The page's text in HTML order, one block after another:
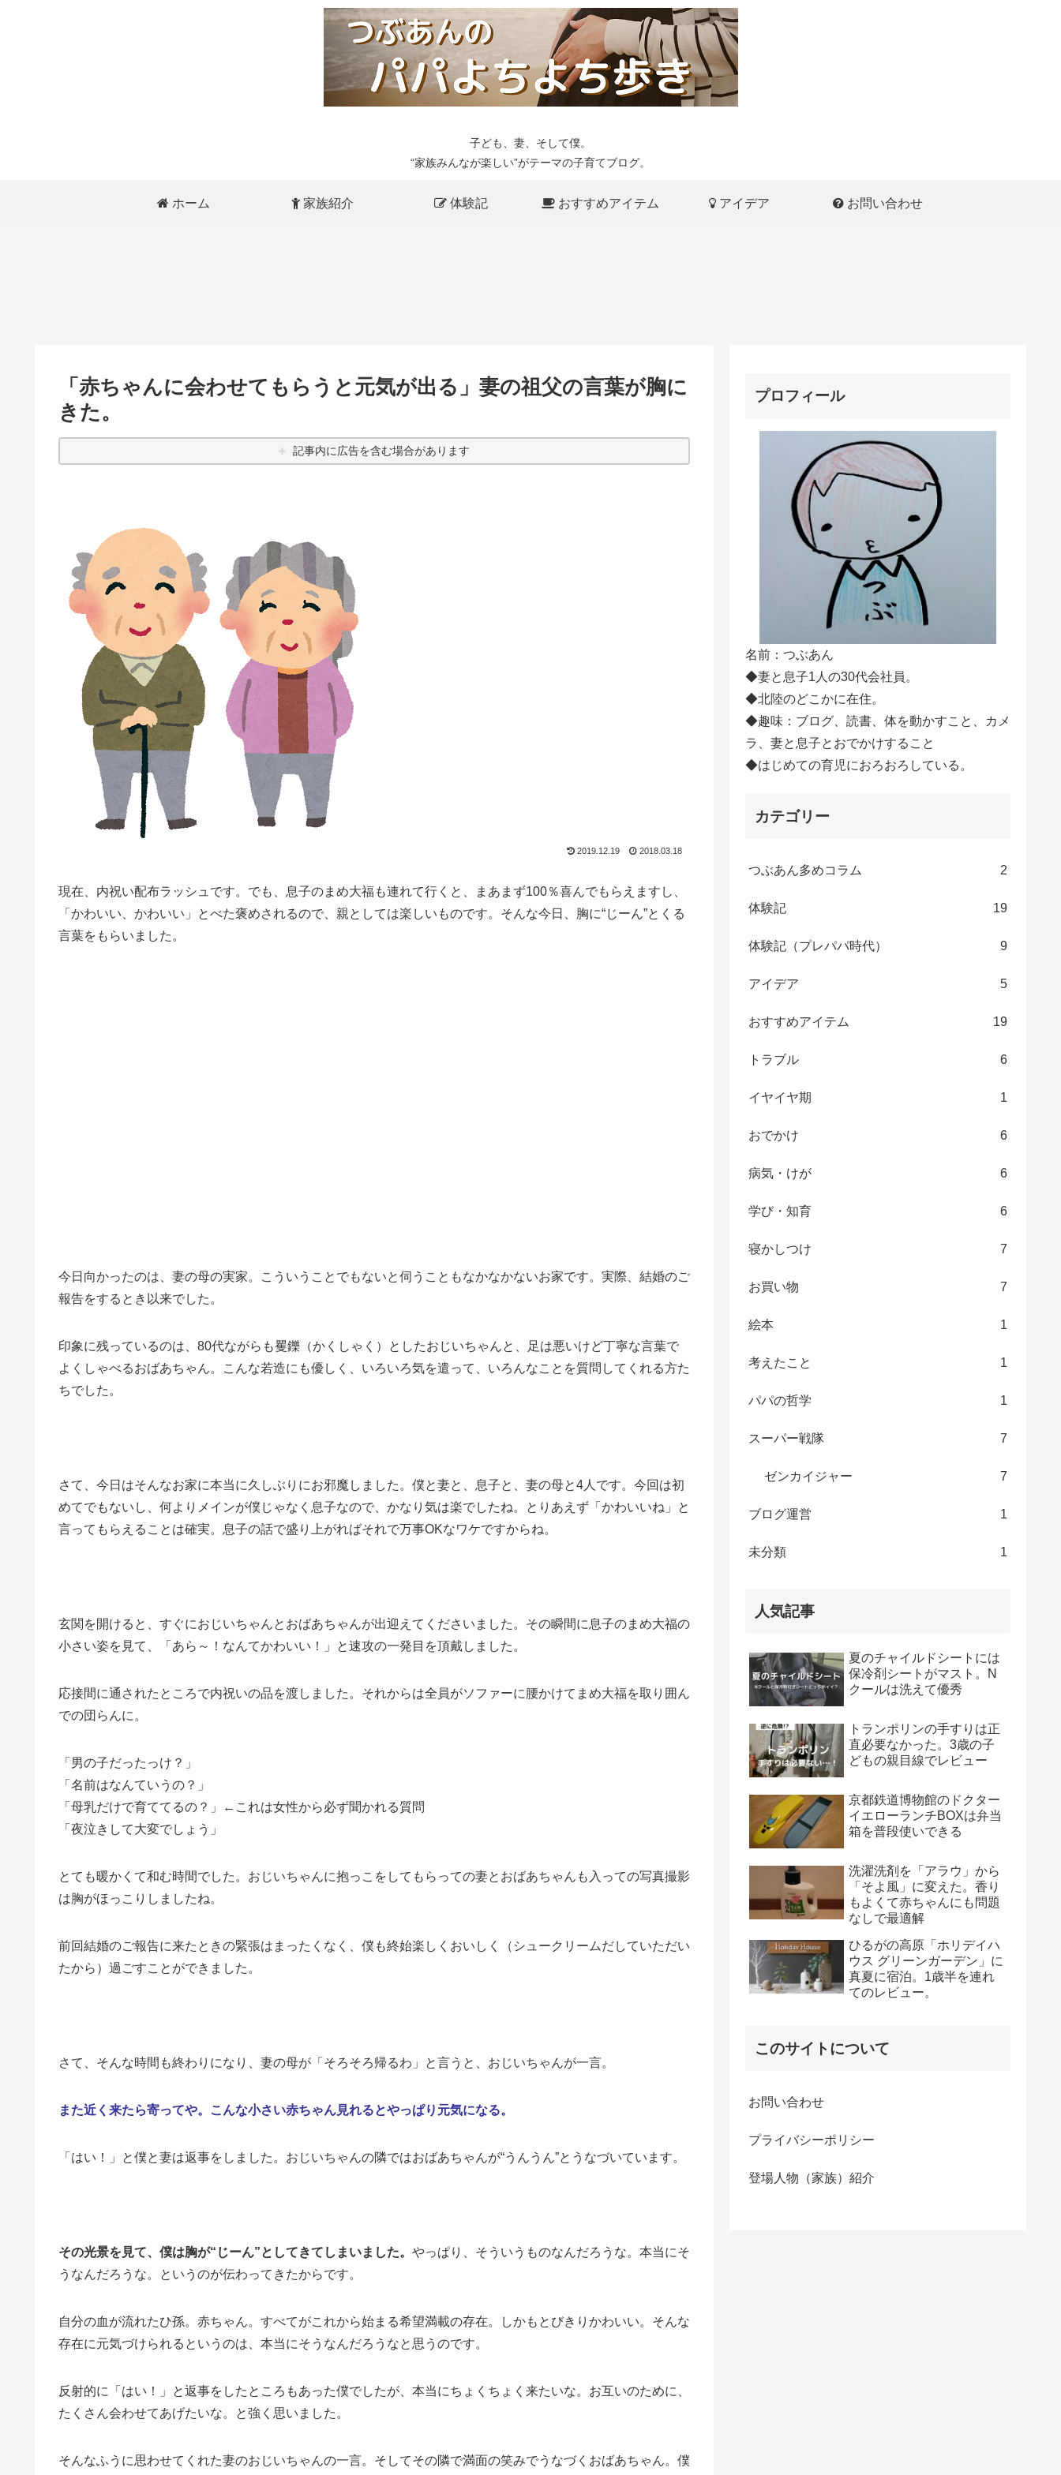
子ども、妻、そして僕。
“家族みんなが楽しい”がテーマの子育てブログ。
ホーム 家族紹介 体験記 おすすめアイテム アイデア お問い合わせ
「赤ちゃんに会わせてもらうと元気が出る」妻の祖父の言葉が胸に
きた。
記事内に広告を含む場合があります
2019.12.19 2018.03.18
現在、内祝い配布ラッシュです。でも、息子のまめ大福も連れて行くと、まあまず100％喜んでもらえますし、
「かわいい、かわいい」とべた褒めされるので、親としては楽しいものです。そんな今日、胸に“じーん”とくる
言葉をもらいました。
今日向かったのは、妻の母の実家。こういうことでもないと伺うこともなかなかないお家です。実際、結婚のご
報告をするとき以来でした。
印象に残っているのは、80代ながらも矍鑠（かくしゃく）としたおじいちゃんと、足は悪いけど丁寧な言葉で
よくしゃべるおばあちゃん。こんな若造にも優しく、いろいろ気を遣って、いろんなことを質問してくれる方た
ちでした。
さて、今日はそんなお家に本当に久しぶりにお邪魔しました。僕と妻と、息子と、妻の母と4人です。今回は初
めてでもないし、何よりメインが僕じゃなく息子なので、かなり気は楽でしたね。とりあえず「かわいいね」と
言ってもらえることは確実。息子の話で盛り上がればそれで万事OKなワケですからね。
玄関を開けると、すぐにおじいちゃんとおばあちゃんが出迎えてくださいました。その瞬間に息子のまめ大福の
小さい姿を見て、「あら～！なんてかわいい！」と速攻の一発目を頂戴しました。
応接間に通されたところで内祝いの品を渡しました。それからは全員がソファーに腰かけてまめ大福を取り囲ん
での団らんに。
「男の子だったっけ？」
「名前はなんていうの？」
「母乳だけで育ててるの？」←これは女性から必ず聞かれる質問
「夜泣きして大変でしょう」
とても暖かくて和む時間でした。おじいちゃんに抱っこをしてもらっての妻とおばあちゃんも入っての写真撮影
は胸がほっこりしましたね。
前回結婚のご報告に来たときの緊張はまったくなく、僕も終始楽しくおいしく（シュークリームだしていただい
たから）過ごすことができました。
さて、そんな時間も終わりになり、妻の母が「そろそろ帰るわ」と言うと、おじいちゃんが一言。
また近く来たら寄ってや。こんな小さい赤ちゃん見れるとやっぱり元気になる。
「はい！」と僕と妻は返事をしました。おじいちゃんの隣ではおばあちゃんが“うんうん”とうなづいています。
その光景を見て、僕は胸が“じーん”としてきてしまいました。 やっぱり、そういうものなんだろうな。本当にそ
うなんだろうな。というのが伝わってきたからです。
自分の血が流れたひ孫。赤ちゃん。すべてがこれから始まる希望満載の存在。しかもとびきりかわいい。そんな
存在に元気づけられるというのは、本当にそうなんだろうなと思うのです。
反射的に「はい！」と返事をしたところもあった僕でしたが、本当にちょくちょく来たいな。お互いのために、
たくさん会わせてあげたいな。と強く思いました。
そんなふうに思わせてくれた妻のおじいちゃんの一言。そしてその隣で満面の笑みでうなづくおばあちゃん。僕
プロフィール
名前：つぶあん
◆妻と息子1人の30代会社員。
◆北陸のどこかに在住。
◆趣味：ブログ、読書、体を動かすこと、カメ
ラ、妻と息子とおでかけすること
◆はじめての育児におろおろしている。
カテゴリー
つぶあん多めコラム 2
体験記 19
体験記（プレパパ時代） 9
アイデア 5
おすすめアイテム 19
トラブル 6
イヤイヤ期 1
おでかけ 6
病気・けが 6
学び・知育 6
寝かしつけ 7
お買い物 7
絵本 1
考えたこと 1
パパの哲学 1
スーパー戦隊 7
ゼンカイジャー 7
ブログ運営 1
未分類 1
人気記事
夏のチャイルドシートには
保冷剤シートがマスト。N
クールは洗えて優秀
トランポリンの手すりは正
直必要なかった。3歳の子
どもの親目線でレビュー
京都鉄道博物館のドクター
イエローランチBOXは弁当
箱を普段使いできる
洗濯洗剤を「アラウ」から
「そよ風」に変えた。香り
もよくて赤ちゃんにも問題
なしで最適解
ひるがの高原「ホリデイハ
ウス グリーンガーデン」に
真夏に宿泊。1歳半を連れ
てのレビュー。
このサイトについて
お問い合わせ
プライバシーポリシー
登場人物（家族）紹介